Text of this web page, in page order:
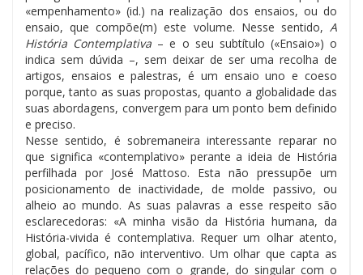
«empenhamento» (id.) na realização dos ensaios, ou do
ensaio, que compõe(m) este volume. Nesse sentido, A
História Contemplativa – e o seu subtítulo («Ensaio») o
indica sem dúvida –, sem deixar de ser uma recolha de
artigos, ensaios e palestras, é um ensaio uno e coeso
porque, tanto as suas propostas, quanto a globalidade das
suas abordagens, convergem para um ponto bem definido
e preciso.
Nesse sentido, é sobremaneira interessante reparar no
que significa «contemplativo» perante a ideia de História
perfilhada por José Mattoso. Esta não pressupõe um
posicionamento de inactividade, de molde passivo, ou
alheio ao mundo. As suas palavras a esse respeito são
esclarecedoras: «A minha visão da História humana, da
História-vivida é contemplativa. Requer um olhar atento,
global, pacífico, não interventivo. Um olhar que capta as
relações do pequeno com o grande, do singular com o